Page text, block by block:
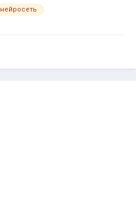
нейросеть